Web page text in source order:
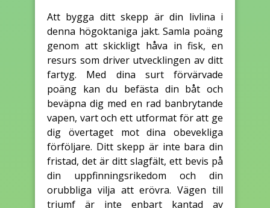
Att bygga ditt skepp är din livlina i
denna högoktaniga jakt. Samla poäng
genom att skickligt håva in fisk, en
resurs som driver utvecklingen av ditt
fartyg. Med dina surt förvärvade
poäng kan du befästa din båt och
beväpna dig med en rad banbrytande
vapen, vart och ett utformat för att ge
dig övertaget mot dina obevekliga
förföljare. Ditt skepp är inte bara din
fristad, det är ditt slagfält, ett bevis på
din uppfinningsrikedom och din
orubbliga vilja att erövra. Vägen till
triumf är inte enbart kantad av